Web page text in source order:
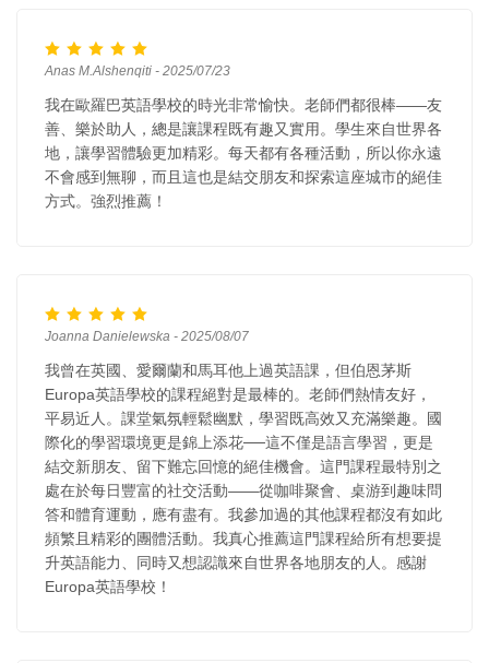
Anas M.Alshenqiti - 2025/07/23
我在歐羅巴英語學校的時光非常愉快。老師們都很棒——友
善、樂於助人，總是讓課程既有趣又實用。學生來自世界各
地，讓學習體驗更加精彩。每天都有各種活動，所以你永遠
不會感到無聊，而且這也是結交朋友和探索這座城市的絕佳
方式。強烈推薦！
Joanna Danielewska - 2025/08/07
我曾在英國、愛爾蘭和馬耳他上過英語課，但伯恩茅斯
Europa英語學校的課程絕對是最棒的。老師們熱情友好，
平易近人。課堂氣氛輕鬆幽默，學習既高效又充滿樂趣。國
際化的學習環境更是錦上添花──這不僅是語言學習，更是
結交新朋友、留下難忘回憶的絕佳機會。這門課程最特別之
處在於每日豐富的社交活動——從咖啡聚會、桌游到趣味問
答和體育運動，應有盡有。我參加過的其他課程都沒有如此
頻繁且精彩的團體活動。我真心推薦這門課程給所有想要提
升英語能力、同時又想認識來自世界各地朋友的人。感謝
Europa英語學校！